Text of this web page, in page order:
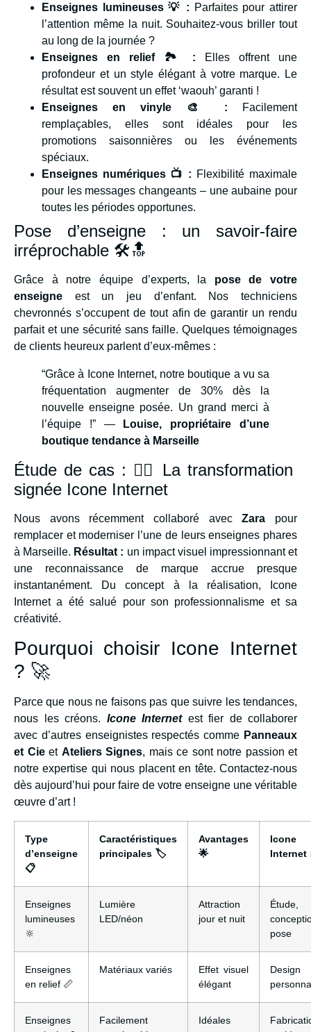
Enseignes lumineuses 💡 : Parfaites pour attirer
l’attention même la nuit. Souhaitez-vous briller tout
au long de la journée ?
Enseignes en relief 🏞️ : Elles offrent une
profondeur et un style élégant à votre marque. Le
résultat est souvent un effet ‘waouh’ garanti !
Enseignes en vinyle 🎨 : Facilement
remplaçables, elles sont idéales pour les
promotions saisonnières ou les événements
spéciaux.
Enseignes numériques 📺 : Flexibilité maximale
pour les messages changeants – une aubaine pour
toutes les périodes opportunes.
Pose d’enseigne : un savoir-faire
irréprochable 🛠️🔝
Grâce à notre équipe d’experts, la pose de votre
enseigne est un jeu d’enfant. Nos techniciens
chevronnés s’occupent de tout afin de garantir un rendu
parfait et une sécurité sans faille. Quelques témoignages
de clients heureux parlent d’eux-mêmes :
“Grâce à Icone Internet, notre boutique a vu sa
fréquentation augmenter de 30% dès la
nouvelle enseigne posée. Un grand merci à
l’équipe !” —
Louise, propriétaire d’une
boutique tendance à Marseille
Étude de cas : 🕵️‍♂️ La transformation
signée Icone Internet
Nous avons récemment collaboré avecZara pour
remplacer et moderniser l’une de leurs enseignes phares
à Marseille. Résultat : un impact visuel impressionnant et
une reconnaissance de marque accrue presque
instantanément. Du concept à la réalisation, Icone
Internet a été salué pour son professionnalisme et sa
créativité.
Pourquoi choisir Icone Internet
? 🚀
Parce que nous ne faisons pas que suivre les tendances,
nous les créons. Icone Internetest fier de collaborer
avec d’autres enseignistes respectés comme Panneaux
et Cieet Ateliers Signes, mais ce sont notre passion et
notre expertise qui nous placent en tête. Contactez-nous
dès aujourd’hui pour faire de votre enseigne une véritable
œuvre d’art !
Type
d’enseigne
📋
Caractéristiques
principales 🏷️
Avantages
🌟
Icone
Internet
Enseignes
lumineuses
🔆
Lumière
LED/néon
Attraction
jour et nuit
Étude,
pose
Enseignes
en relief 📏
Matériaux variés
Effet visuel
élégant
Design
Enseignes
Facilement
Idéales